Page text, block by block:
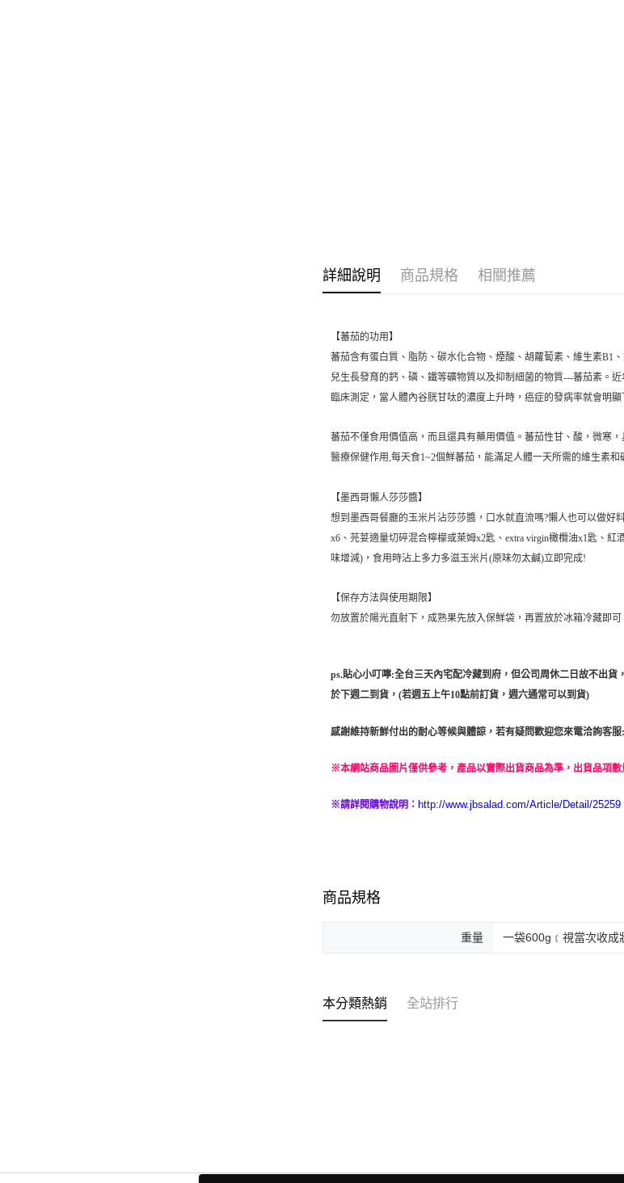
詳細說明 商品規格 相關推薦
【蕃茄的功用】
蕃茄含有蛋白質、脂防、碳水化合物、煙酸、胡蘿蔔素、維生素B1
兒生長發育的鈣、磷、鐵等礦物質以及抑制細菌的物質---蕃茄素。
臨床測定，當人體內谷胱甘呔的濃度上升時，癌症的發病率就會明
蕃茄不僅食用價值高，而且還具有藥用價值。蕃茄性甘、酸，微寒
醫療保健作用,每天食1~2個鮮蕃茄，能滿足人體一天所需的維生素
【墨西哥懶人莎莎醬】
想到墨西哥餐廳的玉米片沾莎莎醬，口水就直流嗎?懶人也可以做
x6、芫荽適量切碎混合檸檬或萊姆x2匙、extra virgin橄欖油x1匙、
味增減)，食用時沾上多力多滋玉米片(原味勿太鹹)立即完成!
【保存方法與使用期限】
勿放置於陽光直射下，成熟果先放入保鮮袋，再置放於冰箱冷藏即可
ps.貼心小叮嚀:全台三天內宅配冷藏到府，但公司周休二日故不出
於下週二到貨，(若週五上午10點前訂貨，週六通常可以到貨)
感謝維持新鮮付出的耐心等候與體諒，若有疑問歡迎您來電洽詢客服
※本網站商品圖片僅供參考，產品以實際出貨商品為準，出貨品項
※請詳閱購物說明： http://www.jbsalad.com/Article/Detail/25259
商品規格
重量 一袋600g﹝視當次收成
本分類熱銷 全站排行